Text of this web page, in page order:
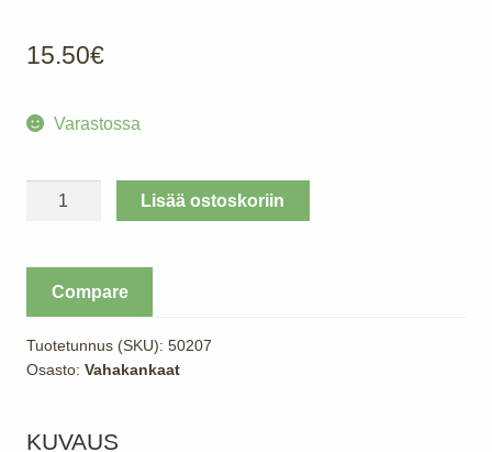
15.50€
Varastossa
APUKOKKI
Vahakangas
Lisää ostoskoriin
Compare
Tuotetunnus (SKU): 50207
Osasto: Vahakankaat
KUVAUS